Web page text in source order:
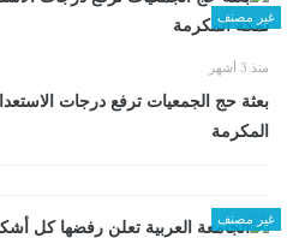
غير مصنف
منذ 3 أشهر
بعثة حج الجمعيات ترفع درجات
المكرمة
غير مصنف